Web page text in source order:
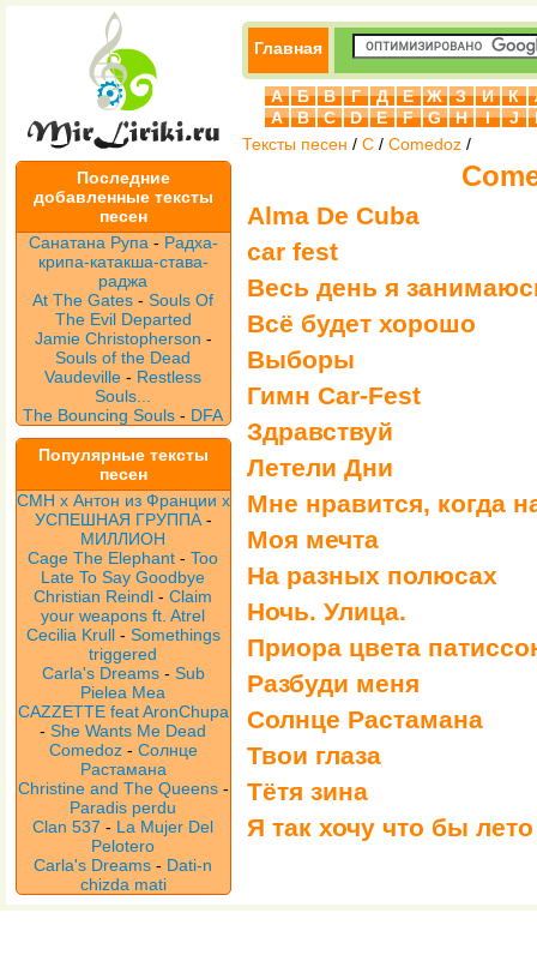
Последние
добавленные тексты
песен
Санатана Рупа - Радха-
крипа-катакша-става-
раджа
At The Gates -Souls Of
The Evil Departed
Jamie Christopherson -
Souls of the Dead
Vaudeville- Restless
Souls...
The Bouncing Souls - DFA
Популярные тексты
песен
CMH x Антон из Франции x
УСПЕШНАЯ ГРУППА -
МИЛЛИОН
Cage The Elephant -Too
Late To Say Goodbye
Christian Reindl -Claim
your weapons ft. Atrel
Cecilia Krull - Somethings
triggered
Carla's Dreams - Sub
Pielea Mea
CAZZETTE feat AronChupa
-She Wants Me Dead
Comedoz - Солнце
Растамана
Christine and The Queens -
Paradis perdu
Clan 537 - La Mujer Del
Pelotero
Carla's Dreams - Dati-n
chizda mati
Главная
А Б В Г Д Е Ж З И К
A
B C D E F G H I J
Тексты песен / C / Comedoz /
Alma De Cuba
car fest
Весь день я
Всё будет хорошо
Выборы
Гимн Car-Fest
Здравствуй
Летели Дни
Мне нравится, когда
Моя мечта
На разных полюсах
Ночь. Улица.
Приора цвета
Разбуди меня
Солнце Растамана
Твои глаза
Тётя зина
Я так хочу что бы